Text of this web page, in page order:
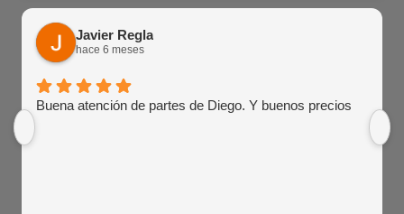
Javier Regla
hace 6 meses
Buena atención de partes de Diego. Y buenos precios